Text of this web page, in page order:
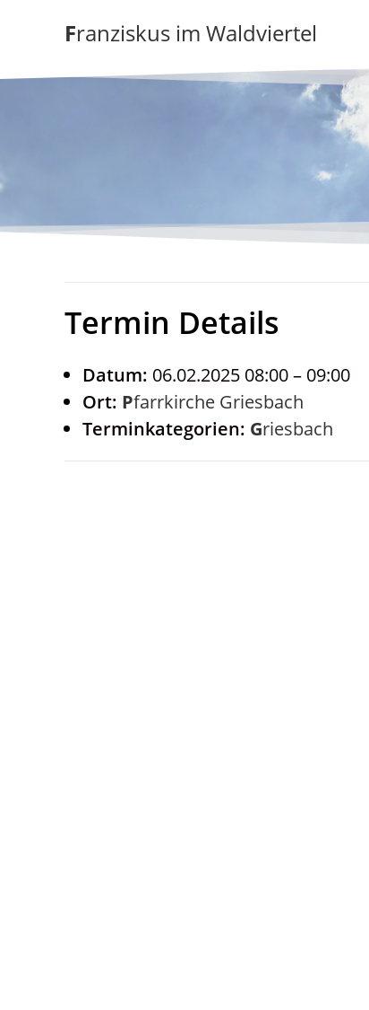
Franziskus im Waldviertel
Termin Details
Datum: 06.02.2025 08:00– 09:00
Ort:
Pfarrkirche Griesbach
Terminkategorien:
Griesbach